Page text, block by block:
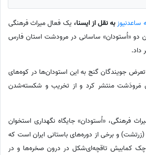
به نقل از ایسنا، یک فعال میراث فرهنگی
«اُستودان» ساسانی در مرودشت استان فارس
داد.
جویندگان گنج به این استودان‌ها در کوه‌های
مَرودَشت منتشر کرد و از تخریب و شکسته‌شدن
فرهنگی، «اُستودان» جایگاه نگهداری استخوان
(زرتشت) و برخی از دوره‌های باستانی ایران است که
کمابیش تاقچه‌ای‌شکل در درون صخره‌ها و در